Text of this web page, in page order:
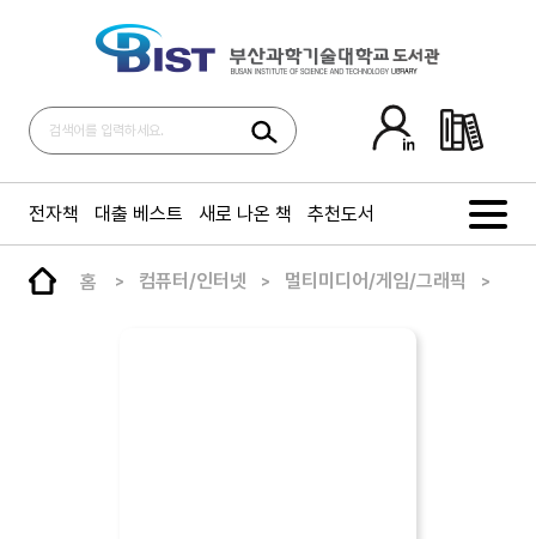
전자책 대출 베스트 새로 나온 책 추천도서
홈 컴퓨터/인터넷 멀티미디어/게임/그래픽